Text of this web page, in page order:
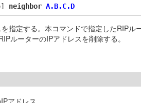
neighbor A.B.C.D
指定する。本コマンドで指定したRIP
ルーターのIPアドレスを削除する。